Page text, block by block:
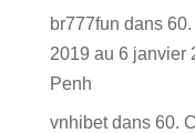
br777fun dans 60.
2019 au 6 janvier
Penh
vnhibetdans 60.